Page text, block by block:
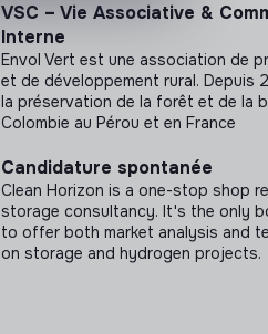
VSC – Vie Associative &
Interne
Envol Vert est une association de
et de développement rural. Depuis
la préservation de la forêt et de la
Colombie au Pérou et en France
Candidature spontanée
Clean Horizon is a one-stop shop
storage consultancy. It's the only
to offer both market analysis and
on storage and hydrogen projects.